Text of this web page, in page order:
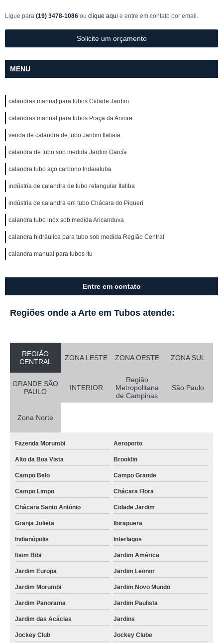
Ligue para (19) 3478-1086 ou clique aqui e entre em contato por email.
Solicite um orçamento
MENU
calandras manual para tubos Cidade Jardim
calandras manual para tubos Praça da Arvore
venda de calandra de tubo Jardim Itatiaia
calandra de tubo sob medida Jardim García
calandra tubo aço carbono Indaiatuba
indústria de calandra de tubo retangular Itatiba
indústria de calandra em tubo Chácara do Piqueri
calandra tubo inox sob medida Aricanduva
calandra hidráulica para tubo sob medida Região Central
calandra manual para tubos Itu
Entre em contato
Regiões onde a Arte em Tubos atende:
REGIÃO
CENTRAL
ZONA LESTE ZONA OESTE ZONA SUL
GRANDE SÃO
PAULO
INTERIOR
Região
Metropolitana
de Campinas
São Paulo
Zona Norte
Fazenda Morumbi Aeroporto
Alto da Boa Vista Brooklin
Campo Belo Campo Grande
Campo Limpo Chácara Flora
Chácara Santo Antônio Cidade Jardim
Granja Julieta Ibirapuera
Indianópolis Interlagos
Itaim Bibi Jardim América
Jardim Europa Jardim Leonor
Jardim Morumbi Jardim Novo Mundo
Jardim Panorama Jardim Paulista
Jardim das Acácias Jardins
Jockey Club Jockey Clube